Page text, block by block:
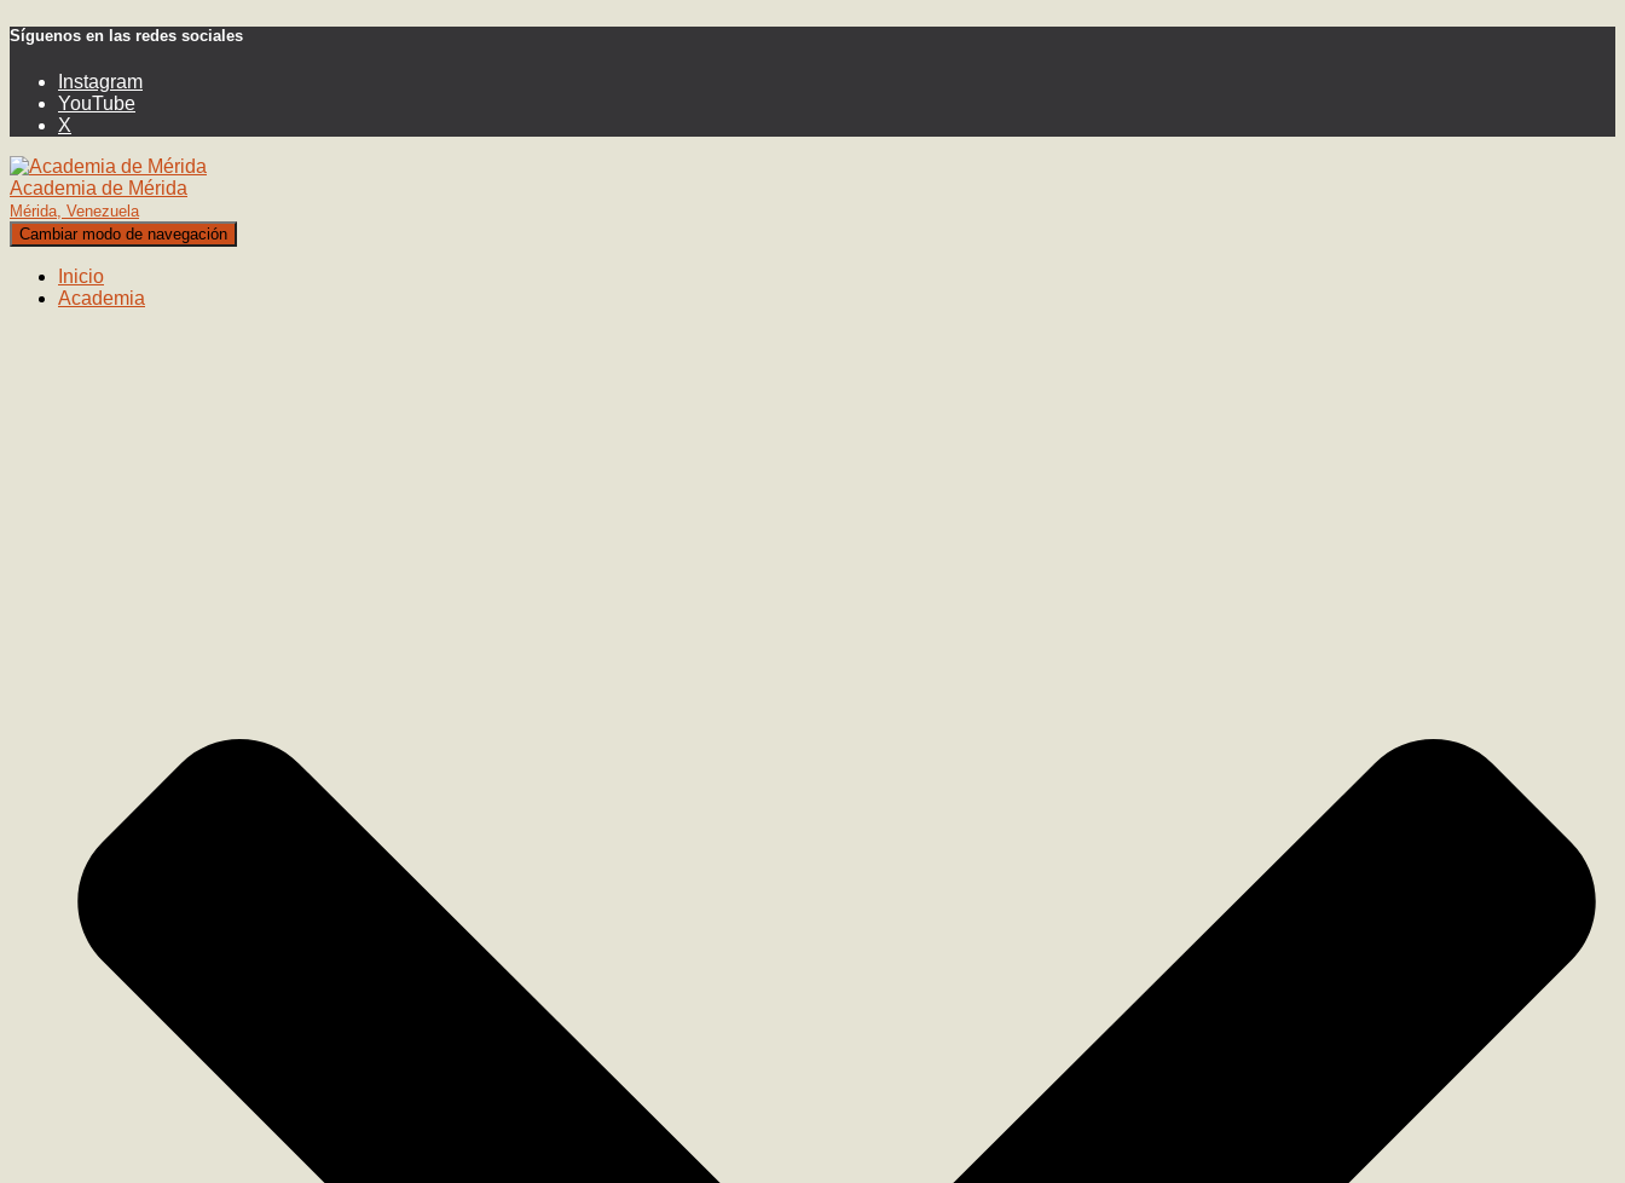
Síguenos en las redes sociales
Instagram
YouTube
X
Academia de Mérida
Mérida, Venezuela
Cambiar modo de navegación
Inicio
Academia